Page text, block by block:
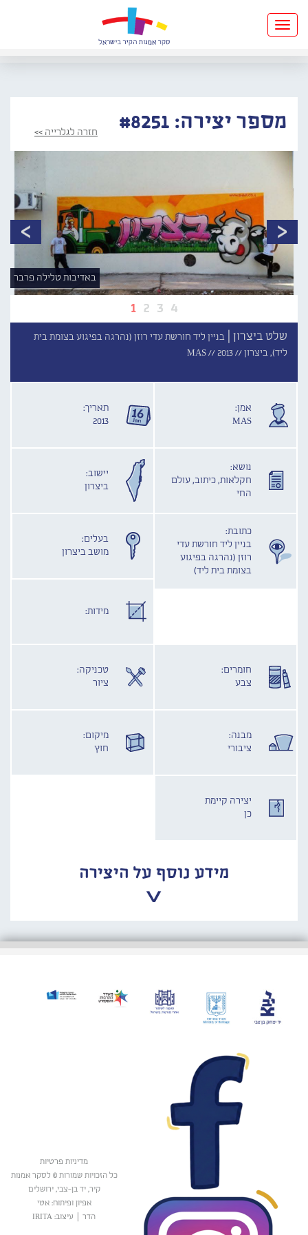
Toggle
navigation
מספר יצירה: #8251 חזרה לגלרייה >>
1 2 3 4
באדיבות טלילה פרבר
שלט ביצרון | בניין ליד חורשת עדי רוזן (נהרגה בפיגוע בצומת בית
ליד), ביצרון //
MAS // 2013
אמן:
MAS
תאריך:
2013
נושא:
חקלאות, כיתוב, עולם
החי
יישוב:
ביצרון
כתובת:
בניין ליד חורשת עדי
רוזן (נהרגה בפיגוע
בצומת בית ליד)
בעלים:
מושב ביצרון
מידות:
חומרים:
צבע
טכניקה:
ציור
מבנה:
ציבורי
מיקום:
חוץ
יצירה קיימת
כן
מידע נוסף על היצירה
מדיניות פרטיות
כל הזכויות שמורות © לסקר אמנות
קיר, יד בן-צבי, ירושלים
אפיון ופיתוח: אטי
הדר
עיצוב: IRITA